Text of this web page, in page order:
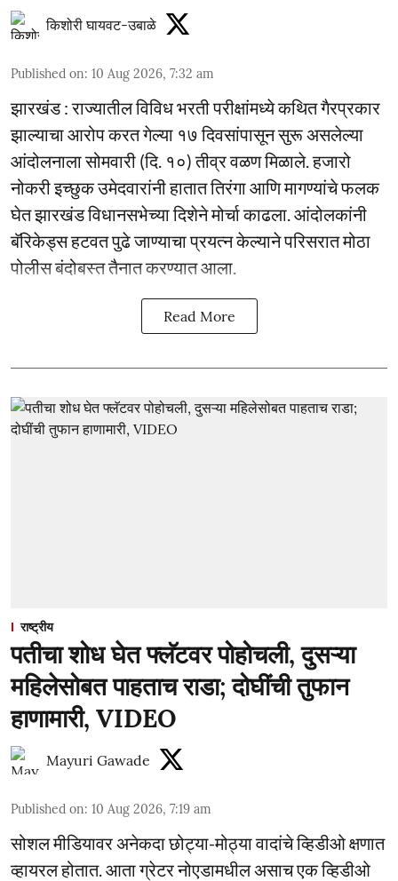
किशोरी घायवट-उबाळे
Published on: 10 Aug 2026, 7:32 am
झारखंड : राज्यातील विविध भरती परीक्षांमध्ये कथित गैरप्रकार
झाल्याचा आरोप करत गेल्या १७ दिवसांपासून सुरू असलेल्या
आंदोलनाला सोमवारी (दि. १०) तीव्र वळण मिळाले. हजारो
नोकरी इच्छुक उमेदवारांनी हातात तिरंगा आणि मागण्यांचे फलक
घेत झारखंड विधानसभेच्या दिशेने मोर्चा काढला. आंदोलकांनी
बॅरिकेड्स हटवत पुढे जाण्याचा प्रयत्न केल्याने परिसरात मोठा
पोलीस बंदोबस्त तैनात करण्यात आला.
Read More
राष्ट्रीय
पतीचा शोध घेत फ्लॅटवर पोहोचली, दुसऱ्या
महिलेसोबत पाहताच राडा; दोघींची तुफान
हाणामारी, VIDEO
Mayuri Gawade
Published on: 10 Aug 2026, 7:19 am
सोशल मीडियावर अनेकदा छोट्या-मोठ्या वादांचे व्हिडीओ क्षणात
व्हायरल होतात. आता ग्रेटर नोएडामधील असाच एक व्हिडीओ